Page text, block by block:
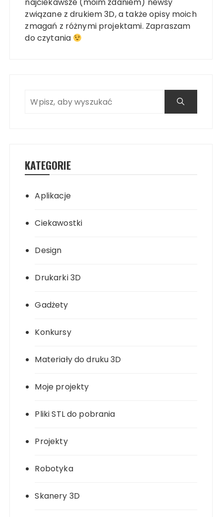
związane z drukiem 3D, a także opisy moich
zmagań z różnymi projektami. Zapraszam
do czytania
KATEGORIE
Aplikacje
Ciekawostki
Design
Drukarki 3D
Gadżety
Konkursy
Materiały do druku 3D
Moje projekty
Pliki STL do pobrania
Projekty
Robotyka
Skanery 3D